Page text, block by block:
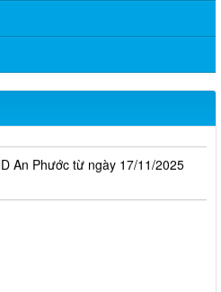
An Phước từ ngày 24/11/2025
An Phước từ ngày 20/10/2025
An Phước từ ngày 17/11/2025